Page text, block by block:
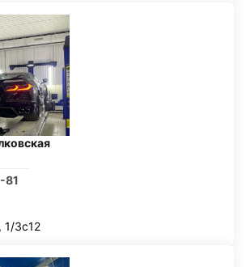
81
1/3с12